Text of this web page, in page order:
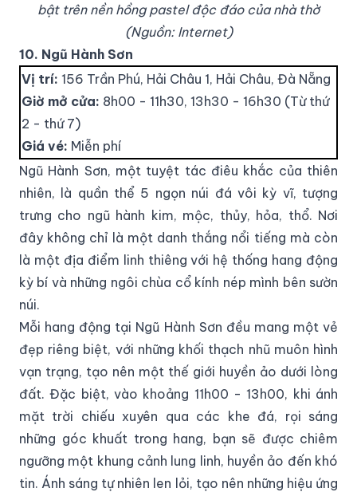
bật trên nền hồng pastel độc đáo của nhà thờ
(Nguồn: Internet)
10. Ngũ Hành Sơn
Vị trí: 156 Trần Phú, Hải Châu 1, Hải Châu, Đà Nẵng
Giờ mở cửa: 8h00 - 11h30, 13h30 - 16h30 (Từ thứ
2 - thứ 7)
Giá vé: Miễn phí
Ngũ Hành Sơn, một tuyệt tác điêu khắc của thiên
nhiên, là quần thể 5 ngọn núi đá vôi kỳ vĩ, tượng
trưng cho ngũ hành kim, mộc, thủy, hỏa, thổ. Nơi
đây không chỉ là một danh thắng nổi tiếng mà còn
là một địa điểm linh thiêng với hệ thống hang động
kỳ bí và những ngôi chùa cổ kính nép mình bên sườn
núi.
Mỗi hang động tại Ngũ Hành Sơn đều mang một vẻ
đẹp riêng biệt, với những khối thạch nhũ muôn hình
vạn trạng, tạo nên một thế giới huyền ảo dưới lòng
đất. Đặc biệt, vào khoảng 11h00 - 13h00, khi ánh
mặt trời chiếu xuyên qua các khe đá, rọi sáng
những góc khuất trong hang, bạn sẽ được chiêm
ngưỡng một khung cảnh lung linh, huyền ảo đến khó
tin. Ánh sáng tự nhiên len lỏi, tạo nên những hiệu ứng